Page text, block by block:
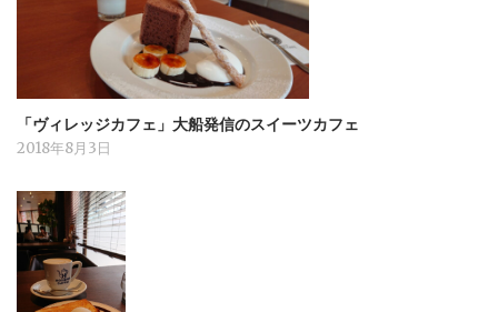
「ヴィレッジカフェ」大船発信のスイーツカフェ
2018年8月3日